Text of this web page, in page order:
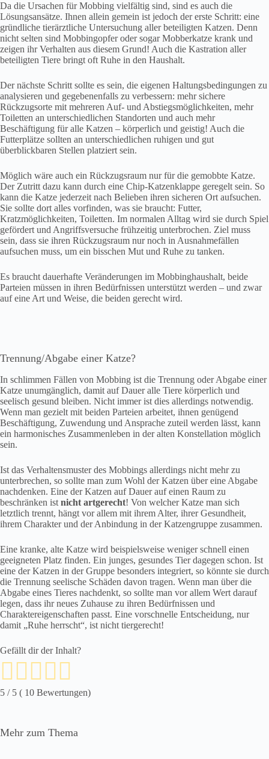
Da die Ursachen für Mobbing vielfältig sind, sind es auch die
Lösungsansätze. Ihnen allein gemein ist jedoch der erste Schritt: eine
gründliche tierärztliche Untersuchung aller beteiligten Katzen. Denn
nicht selten sind Mobbingopfer oder sogar Mobberkatze krank und
zeigen ihr Verhalten aus diesem Grund! Auch die Kastration aller
beteiligten Tiere bringt oft Ruhe in den Haushalt.
Der nächste Schritt sollte es sein, die eigenen Haltungsbedingungen zu
analysieren und gegebenenfalls zu verbessern: mehr sichere
Rückzugsorte mit mehreren Auf- und Abstiegsmöglichkeiten, mehr
Toiletten an unterschiedlichen Standorten und auch mehr
Beschäftigung für alle Katzen – körperlich und geistig! Auch die
Futterplätze sollten an unterschiedlichen ruhigen und gut
überblickbaren Stellen platziert sein.
Möglich wäre auch ein Rückzugsraum nur für die gemobbte Katze.
Der Zutritt dazu kann durch eine Chip-Katzenklappe geregelt sein. So
kann die Katze jederzeit nach Belieben ihren sicheren Ort aufsuchen.
Sie sollte dort alles vorfinden, was sie braucht: Futter,
Kratzmöglichkeiten, Toiletten. Im normalen Alltag wird sie durch Spiel
gefördert und Angriffsversuche frühzeitig unterbrochen. Ziel muss
sein, dass sie ihren Rückzugsraum nur noch in Ausnahmefällen
aufsuchen muss, um ein bisschen Mut und Ruhe zu tanken.
Es braucht dauerhafte Veränderungen im Mobbinghaushalt, beide
Parteien müssen in ihren Bedürfnissen unterstützt werden – und zwar
auf eine Art und Weise, die beiden gerecht wird.
Trennung/Abgabe einer Katze?
In schlimmen Fällen von Mobbing ist die Trennung oder Abgabe einer
Katze unumgänglich, damit auf Dauer alle Tiere körperlich und
seelisch gesund bleiben. Nicht immer ist dies allerdings notwendig.
Wenn man gezielt mit beiden Parteien arbeitet, ihnen genügend
Beschäftigung, Zuwendung und Ansprache zuteil werden lässt, kann
ein harmonisches Zusammenleben in der alten Konstellation möglich
sein.
Ist das Verhaltensmuster des Mobbings allerdings nicht mehr zu
unterbrechen, so sollte man zum Wohl der Katzen über eine Abgabe
nachdenken. Eine der Katzen auf Dauer auf einen Raum zu
beschränken ist nicht artgerecht! Von welcher Katze man sich
letztlich trennt, hängt vor allem mit ihrem Alter, ihrer Gesundheit,
ihrem Charakter und der Anbindung in der Katzengruppe zusammen.
Eine kranke, alte Katze wird beispielsweise weniger schnell einen
geeigneten Platz finden. Ein junges, gesundes Tier dagegen schon. Ist
eine der Katzen in der Gruppe besonders integriert, so könnte sie durch
die Trennung seelische Schäden davon tragen. Wenn man über die
Abgabe eines Tieres nachdenkt, so sollte man vor allem Wert darauf
legen, dass ihr neues Zuhause zu ihren Bedürfnissen und
Charaktereigenschaften passt. Eine vorschnelle Entscheidung, nur
damit „Ruhe herrscht“, ist nicht tiergerecht!
Gefällt dir der Inhalt?
5 / 5 ( 10 Bewertungen)
Mehr zum Thema